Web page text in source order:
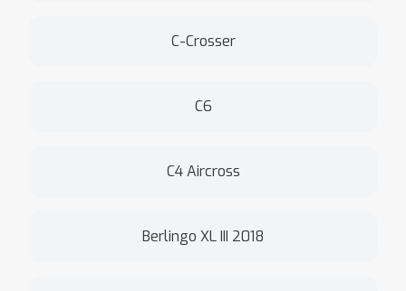
C-Crosser
C6
C4 Aircross
Berlingo XL III 2018